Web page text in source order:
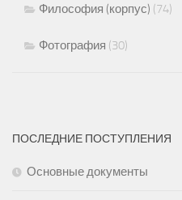
Философия (корпус) (74)
Фотография (30)
ПОСЛЕДНИЕ ПОСТУПЛЕНИЯ
Основные документы